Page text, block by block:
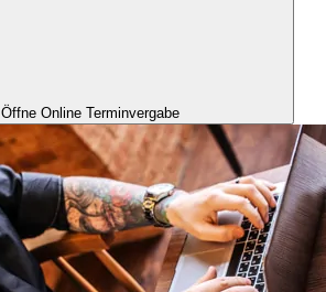
Öffne Online Terminvergabe